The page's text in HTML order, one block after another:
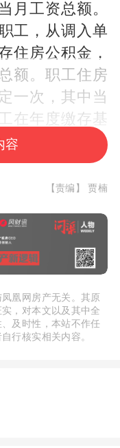
月工资总额。
工，从调入单
住房公积金，
额。职工住房
一次，其中当
在年度缴存基
为职工缴存的
单位为职工缴
职工月缴存基
比例；职工个
职工月缴存基
比例。缴存单
主确定单位和
容
【责编】 贾楠
凰网房产无关。其原
，对本文以及其中全
及时性，本站不作任
行核实相关内容。